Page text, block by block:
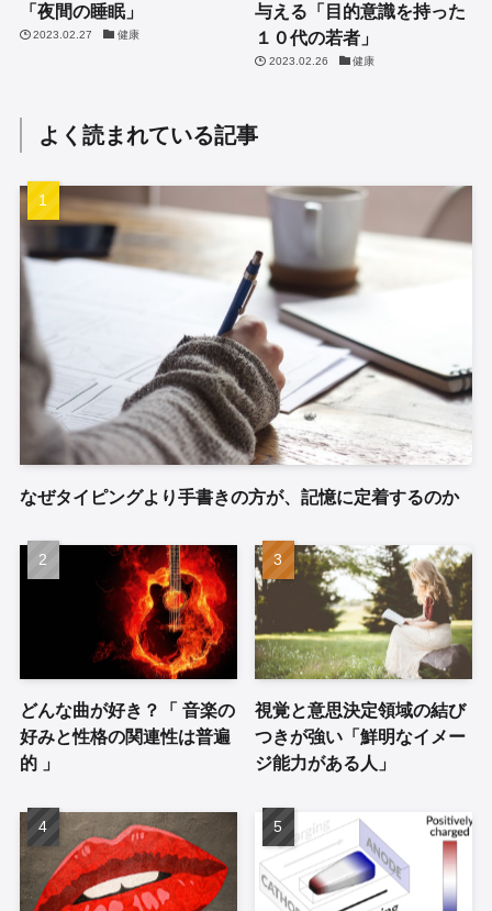
「夜間の睡眠」
2023.02.27 健康
与える「目的意識を持った
１０代の若者」
2023.02.26 健康
よく読まれている記事
なぜタイピングより手書きの方が、記憶に定着するのか
どんな曲が好き？「 音楽の
好みと性格の関連性は普遍
的 」
視覚と意思決定領域の結び
つきが強い「鮮明なイメー
ジ能力がある人」